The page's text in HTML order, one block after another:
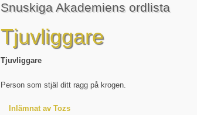
Snuskiga Akademiens ordlista
Tjuvliggare
Tjuvliggare
Person som stjäl ditt ragg på krogen.
Inlämnat av Tozs